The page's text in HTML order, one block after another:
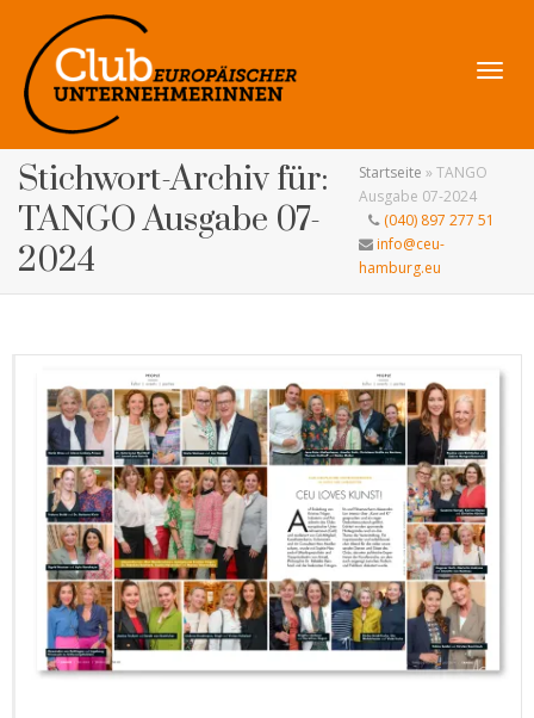
Stichwort-Archiv für:
TANGO Ausgabe 07-
2024
Startseite » TANGO
Ausgabe 07-2024
(040) 897 277 51
info@ceu-
hamburg.eu